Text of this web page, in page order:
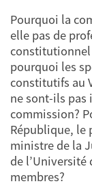
Pourquoi la
elle pas de
constitutionnel
pourquoi les
constitutifs au
ne sont-ils pas
commission?
République, le
ministre de la
de l’Université
membres?